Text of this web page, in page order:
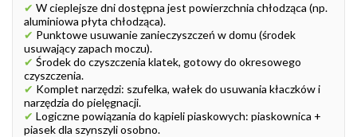
✔ W cieplejsze dni dostępna jest powierzchnia chłodząca (np.
aluminiowa płyta chłodząca).
✔ Punktowe usuwanie zanieczyszczeń w domu (środek
usuwający zapach moczu).
✔ Środek do czyszczenia klatek, gotowy do okresowego
czyszczenia.
✔ Komplet narzędzi: szufelka, wałek do usuwania kłaczków i
narzędzia do pielęgnacji.
✔ Logiczne powiązania do kąpieli piaskowych: piaskownica +
piasek dla szynszyli osobno.